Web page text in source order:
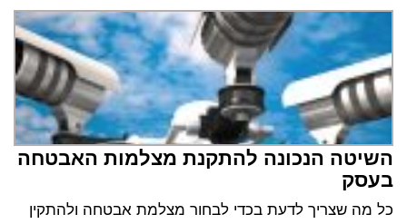
השיטה הנכונה להתקנת מצלמות האבטחה
בעסק
כל מה שצריך לדעת בכדי לבחור מצלמת אבטחה ולהתקין